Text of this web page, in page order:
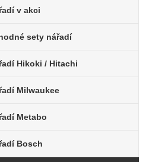
v akci
sety nářadí
Hikoki / Hitachi
Milwaukee
Metabo
Bosch